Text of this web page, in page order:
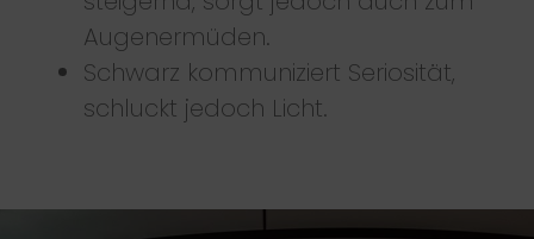
Augenermüden.
Schwarz kommuniziert Seriosität,
schluckt jedoch Licht.